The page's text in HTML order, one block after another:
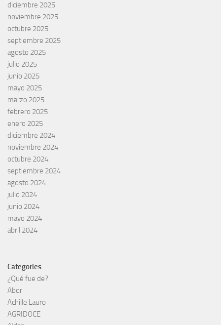
diciembre 2025
noviembre 2025
octubre 2025
septiembre 2025
agosto 2025
julio 2025
junio 2025
mayo 2025
marzo 2025
febrero 2025
enero 2025
diciembre 2024
noviembre 2024
octubre 2024
septiembre 2024
agosto 2024
julio 2024
junio 2024
mayo 2024
abril 2024
Categories
¿Qué fue de?
Abor
Achille Lauro
AGRIDOCE